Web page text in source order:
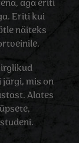
aga eriti
Eriti kui
näiteks
mis on
Alates